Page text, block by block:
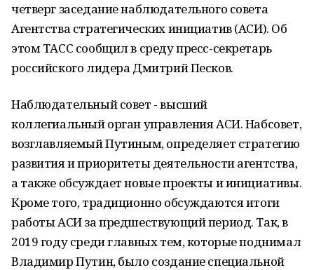
четверг заседание наблюдательного совета
Агентства стратегических инициатив (АСИ). Об
этом ТАСС сообщил в среду пресс-секретарь
российского лидера Дмитрий Песков.
Наблюдательный совет - высший
коллегиальный орган управления АСИ. Набсовет,
возглавляемый Путиным, определяет стратегию
развития и приоритеты деятельности агентства,
а также обсуждает новые проекты и инициативы.
Кроме того, традиционно обсуждаются итоги
работы АСИ за предшествующий период. Так, в
2019 году среди главных тем, которые поднимал
Владимир Путин, было создание специальной